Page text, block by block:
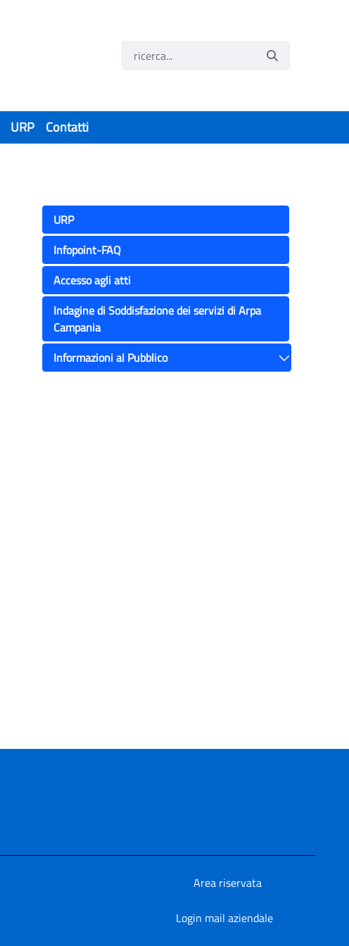
URP Contatti
URP
Infopoint-FAQ
Accesso agli atti
Indagine di Soddisfazione dei servizi di Arpa
Campania
Informazioni al Pubblico
Toggle
Area riservata
Login mail aziendale